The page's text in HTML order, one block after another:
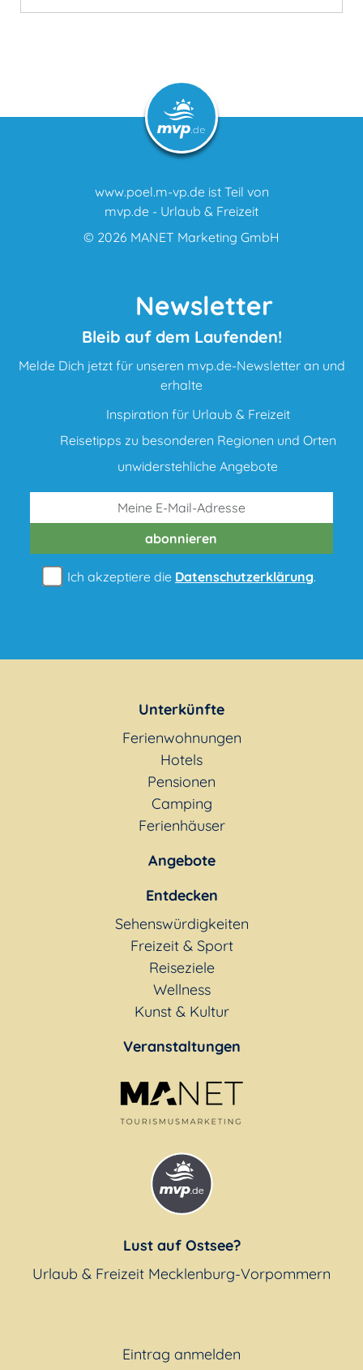
www.poel.m-vp.de ist Teil von
mvp.de - Urlaub & Freizeit
© 2026 MANET Marketing GmbH
Newsletter
Bleib auf dem Laufenden!
Melde Dich jetzt für unseren mvp.de-Newsletter an und
erhalte
Inspiration für Urlaub & Freizeit
Reisetipps zu besonderen Regionen und Orten
unwiderstehliche Angebote
abonnieren
Ich akzeptiere die Datenschutzerklärung.
Unterkünfte
Ferienwohnungen
Hotels
Pensionen
Camping
Ferienhäuser
Angebote
Entdecken
Sehenswürdigkeiten
Freizeit & Sport
Reiseziele
Wellness
Kunst & Kultur
Veranstaltungen
Lust auf Ostsee?
Urlaub & Freizeit Mecklenburg-Vorpommern
Eintrag anmelden